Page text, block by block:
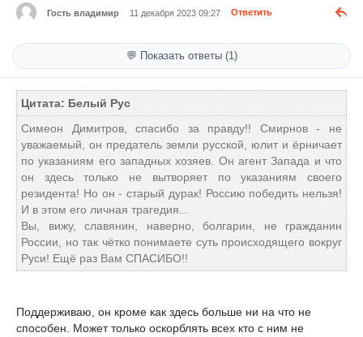
Гость владимир 11 декабря 2023 09:27 Ответить
💬 Показать ответы (1)
Цитата: Белый Рус
Симеон Димитров, спасибо за правду!! Смирнов - не
уважаемый, он предатель земли русской, юлит и ёрничает
по указаниям его западных хозяев. Он агент Запада и что
он здесь только не вытворяет по указаниям своего
резидента! Но он - старый дурак! Россию победить нельзя!
И в этом его личная трагедия...
Вы, вижу, славянин, наверно, болгарин, не гражданин
России, но так чётко понимаете суть происходящего вокруг
Руси! Ещё раз Вам СПАСИБО!!
Поддерживаю, он кроме как здесь больше ни на что не
способен. Может только оскорблять всех кто с ним не